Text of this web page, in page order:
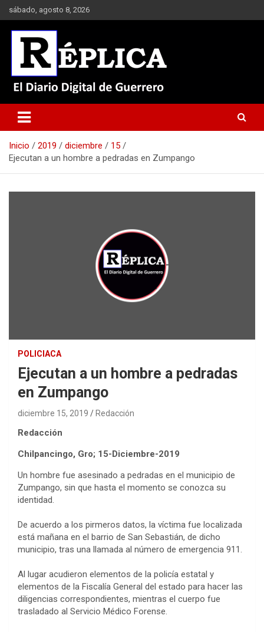
Saltar
al
contenido
sábado, agosto 8, 2026
Réplica
Inicio 2019 diciembre
15
Ejecutan a un hombre a pedradas en Zumpango
POLICIACA
Ejecutan a un hombre a pedradas
en Zumpango
diciembre 15, 2019 Redacción
Redacción
Chilpancingo, Gro; 15-Diciembre-2019
Un hombre fue asesinado a pedradas en el municipio de
Zumpango, sin que hasta el momento se conozca su
identidad.
De acuerdo a los pirmeros datos, la víctima fue localizada
está mañana en el barrio de San Sebastián, de dicho
municipio, tras una llamada al número de emergencia 911.
Al lugar acudieron elementos de la policía estatal y
elementos de la Fiscalía General del estado para hacer las
diligencias correspondientes, mientras el cuerpo fue
trasladado al Servicio Médico Forense.